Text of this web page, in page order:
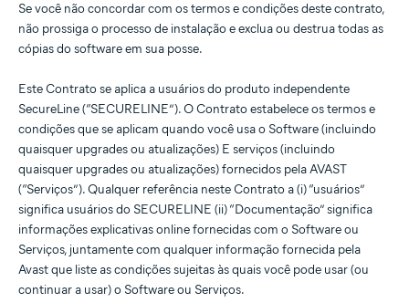
Se você não concordar com os termos e condições deste contrato,
não prossiga o processo de instalação e exclua ou destrua todas as
cópias do software em sua posse.
Este Contrato se aplica a usuários do produto independente
SecureLine (“SECURELINE”). O Contrato estabelece os termos e
condições que se aplicam quando você usa o Software (incluindo
quaisquer upgrades ou atualizações) E serviços (incluindo
quaisquer upgrades ou atualizações) fornecidos pela AVAST
(“Serviços”). Qualquer referência neste Contrato a (i) “usuários”
significa usuários do SECURELINE (ii) “Documentação” significa
informações explicativas online fornecidas com o Software ou
Serviços, juntamente com qualquer informação fornecida pela
Avast que liste as condições sujeitas às quais você pode usar (ou
continuar a usar) o Software ou Serviços.